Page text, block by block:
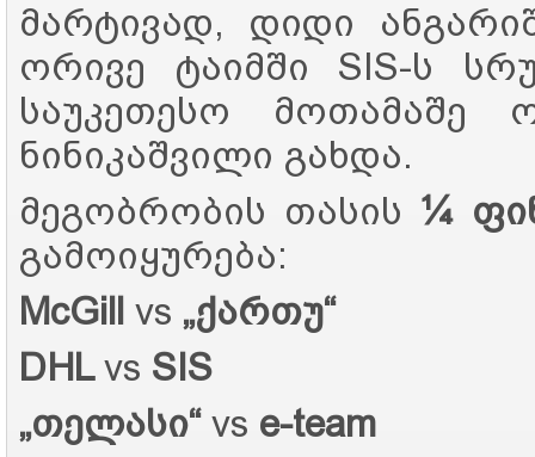
მარტივად, დიდი
ორივე ტაიმში SIS-ს
საუკეთესო
ნინიკაშვილი გახდა.
მეგობრობის თასის ¼
გამოიყურება:
McGill vs „ქართუ“
DHLvs SIS
„თელასი“ vs e-team